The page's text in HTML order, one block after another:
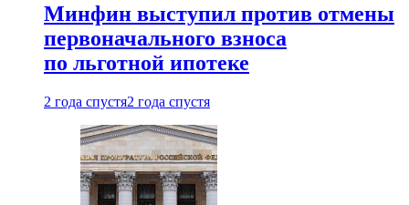
Минфин выступил против отмены
первоначального взноса
по льготной ипотеке
2 года спустя2 года спустя